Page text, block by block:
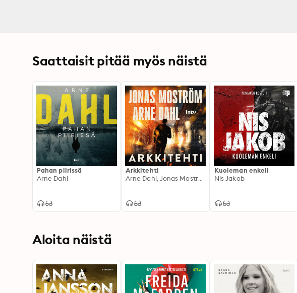
Saattaisit pitää myös näistä
Pahan piirissä
Arne Dahl
Arkkitehti
Arne Dahl, Jonas Moström
Kuoleman enkeli
Nis Jakob
Aloita näistä